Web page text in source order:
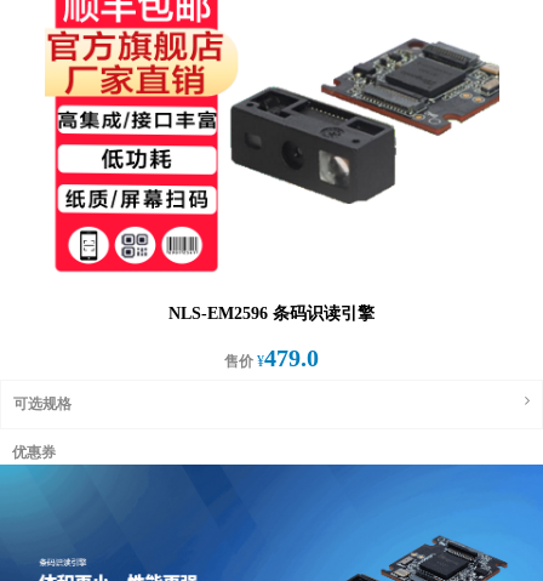
NLS-EM2596 条码识读引擎
售价 ¥479.0
可选规格
优惠券